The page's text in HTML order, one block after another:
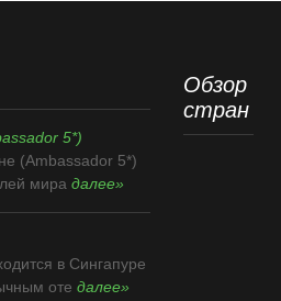
5*)
(Ambassador 5*)
мира далее»
в Сингапуре
оте далее»
Обзор
стран